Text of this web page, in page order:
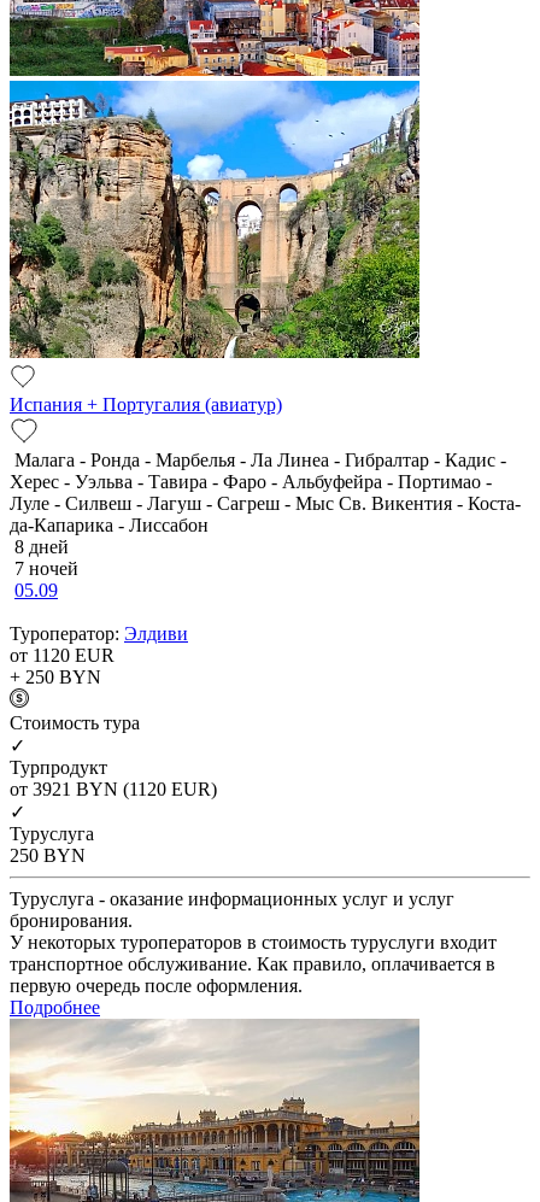
Испания + Португалия (авиатур)
Малага - Ронда - Марбелья - Ла Линеа - Гибралтар - Кадис -
Херес - Уэльва - Тавира - Фаро - Альбуфейра - Портимао -
Луле - Силвеш - Лагуш - Сагреш - Мыс Св. Викентия - Коста-
да-Капарика - Лиссабон
8 дней
7 ночей
05.09
Туроператор: Элдиви
от 1120 EUR
+ 250 BYN
Cтоимость тура
✓
Турпродукт
от 3921 BYN (1120 EUR)
✓
Туруслуга
250 BYN
Туруслуга - оказание информационных услуг и услуг
бронирования.
У некоторых туроператоров в стоимость туруслуги входит
транспортное обслуживание. Как правило, оплачивается в
первую очередь после оформления.
Подробнее